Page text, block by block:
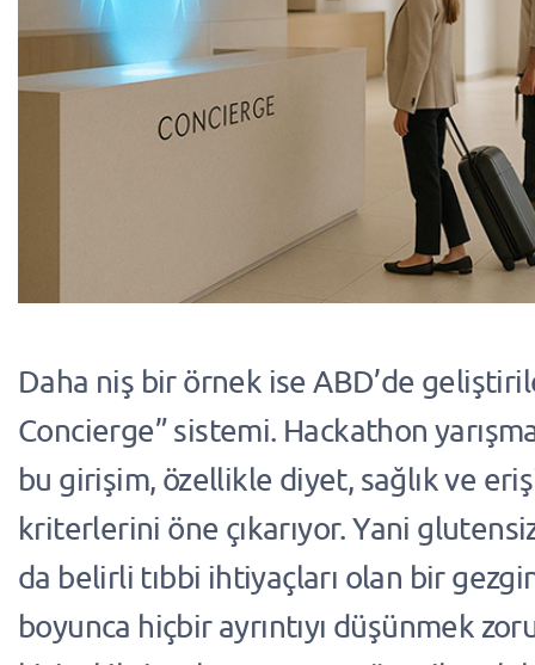
Daha niş bir örnek ise ABD’de
Concierge” sistemi. Hackathon
bu girişim, özellikle diyet, sağlık ve
kriterlerini öne çıkarıyor. Yani
da belirli tıbbi ihtiyaçları olan bir
boyunca hiçbir ayrıntıyı düşünmek